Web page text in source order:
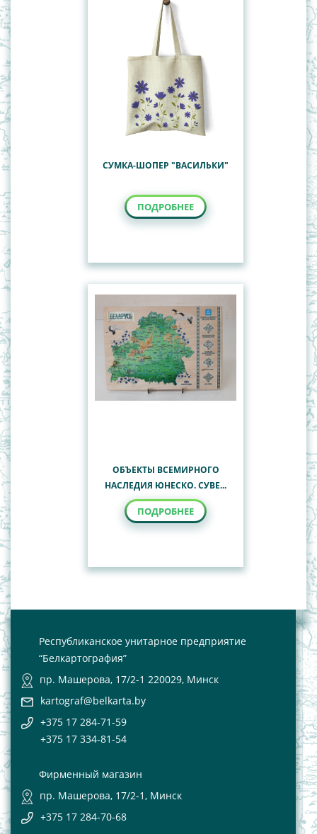
СУМКА-ШОПЕР "ВАСИЛЬКИ"
ПОДРОБНЕЕ
ОБЪЕКТЫ ВСЕМИРНОГО
НАСЛЕДИЯ ЮНЕСКО. СУВЕ...
ПОДРОБНЕЕ
Республиканское унитарное предприятие
“Белкартография”
пр. Машерова, 17/2-1 220029, Минск
kartograf@belkarta.by
+375 17 284-71-59
+375 17 334-81-54
Фирменный магазин
пр. Машерова, 17/2-1, Минск
+375 17 284-70-68